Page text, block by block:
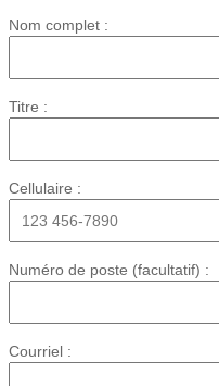
Nom complet :
Titre :
Cellulaire :
Numéro de poste (facultatif) :
Courriel :